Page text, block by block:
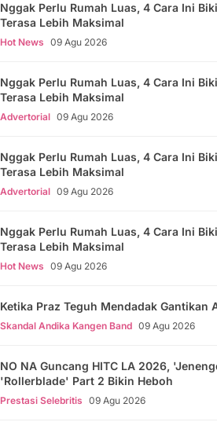
Nggak Perlu Rumah Luas, 4 Cara Ini
Terasa Lebih Maksimal
Hot News 09 Agu 2026
Nggak Perlu Rumah Luas, 4 Cara Ini
Terasa Lebih Maksimal
Advertorial 09 Agu 2026
Nggak Perlu Rumah Luas, 4 Cara Ini
Terasa Lebih Maksimal
Advertorial 09 Agu 2026
Nggak Perlu Rumah Luas, 4 Cara Ini
Terasa Lebih Maksimal
Hot News 09 Agu 2026
Ketika Praz Teguh Mendadak Gantikan
Skandal Andika Kangen Band 09 Agu 2026
NO NA Guncang HITC LA 2026,
'Rollerblade' Part 2 Bikin Heboh
Prestasi Selebritis 09 Agu 2026